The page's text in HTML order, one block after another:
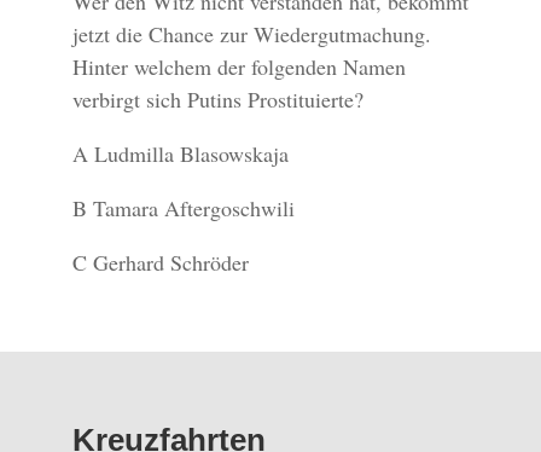
jetzt die Chance zur Wiedergutmachung.
Hinter welchem der folgenden Namen
verbirgt sich Putins Prostituierte?
A Ludmilla Blasowskaja
B Tamara Aftergoschwili
C Gerhard Schröder
Kreuzfahrten